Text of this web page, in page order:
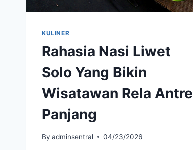
KULINER
Rahasia Nasi Liwet
Solo Yang Bikin
Wisatawan Rela Antre
Panjang
By adminsentral 04/23/2026